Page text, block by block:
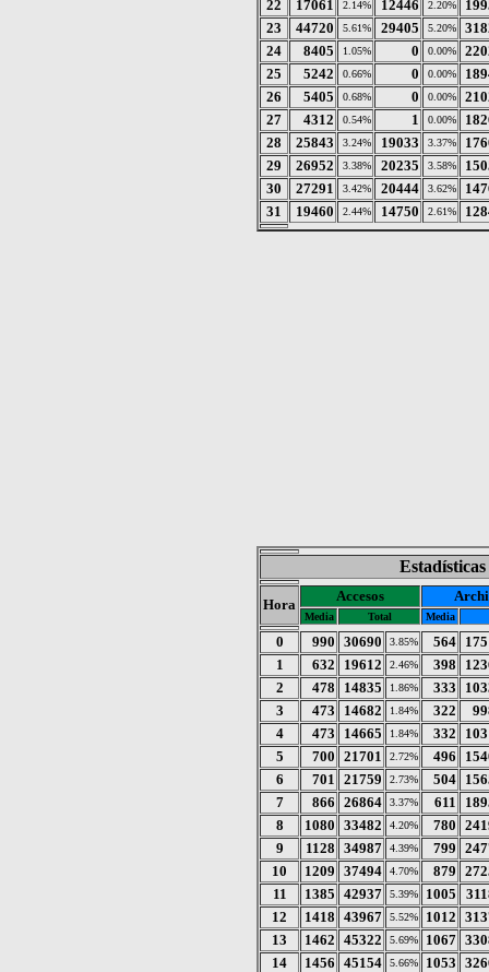
22
17061 2.14% 12446 2.20%
23
44720 5.61% 29405 5.20%
24
8405 1.05% 0 0.00%
25
5242 0.66% 0 0.00%
26
5405 0.68% 0 0.00%
27
4312 0.54% 1 0.00%
28
25843 3.24% 19033 3.37%
29
26952 3.38% 20235 3.58%
30
27291 3.42% 20444 3.62%
31
19460 2.44% 14750 2.61%
Hora
Accesos
Media Total Media
0 990 30690 3.85% 564
1
632 19612 2.46% 398
2
478 14835 1.86% 333
3
473 14682 1.84% 322
4
473 14665 1.84% 332
5
700 21701 2.72% 496
6
701 21759 2.73% 504
7
866 26864 3.37% 611
8
1080 33482 4.20% 780
9
1128 34987 4.39% 799
10
1209 37494 4.70% 879
11
1385 42937 5.39% 1005
12
1418 43967 5.52% 1012
13
1462 45322 5.69% 1067
14
1456 45154 5.66% 1053